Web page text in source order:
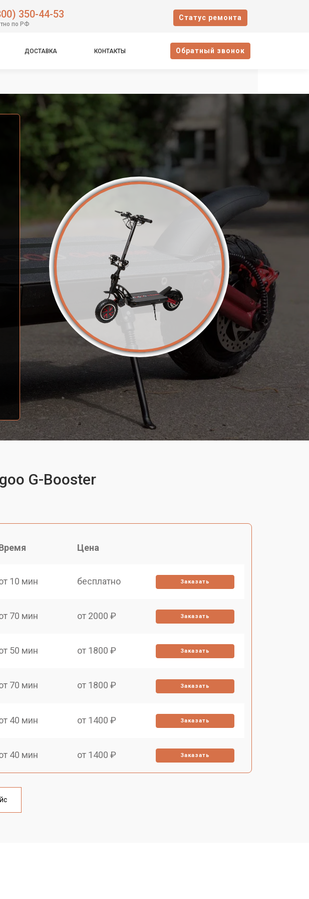
350-44-53
по РФ
Cтатус ремонта
ДОСТАВКА КОНТАКТЫ Oбратный звонок
G-Booster
Цена
10 мин бесплатно Заказать
70 мин от 2000 ₽ Заказать
50 мин от 1800 ₽ Заказать
70 мин от 1800 ₽ Заказать
40 мин от 1400 ₽ Заказать
40 мин от 1400 ₽ Заказать
60 мин